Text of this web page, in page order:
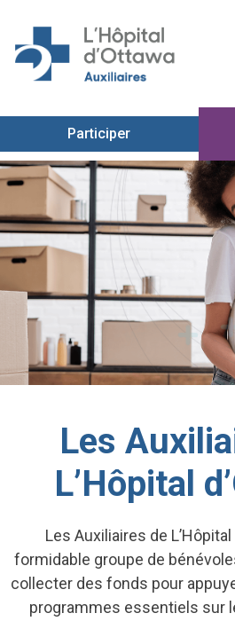
Participer
Les
L’Hôpital
Les Auxiliaires de
formidable groupe de
collecter des fonds pour
programmes essentiels sur